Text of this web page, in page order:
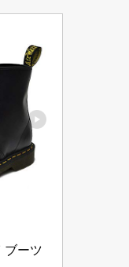
ブーツ